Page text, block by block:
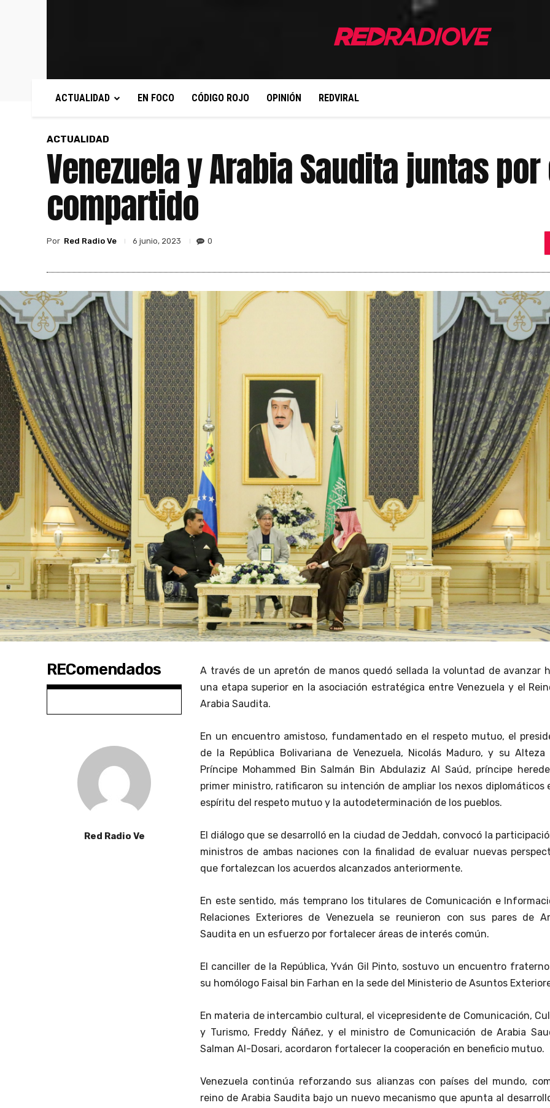
ACTUALIDAD EN FOCO CÓDIGO ROJO OPINIÓN REDVIRAL
ACTUALIDAD
Venezuela y Arabia Saudita juntas
compartido
Por Red Radio Ve 6 junio, 2023 0
REComendados
Red Radio Ve
A través de un apretón de manos quedó sellada la voluntad de avanzar
una etapa superior en la asociación estratégica entre Venezuela y el
Arabia Saudita.
En un encuentro amistoso, fundamentado en el respeto mutuo, el
de la República Bolivariana de Venezuela, Nicolás Maduro, y su Alteza
Príncipe Mohammed Bin Salmán Bin Abdulaziz Al Saúd, príncipe
primer ministro, ratificaron su intención de ampliar los nexos diplomáticos
espíritu del respeto mutuo y la autodeterminación de los pueblos.
El diálogo que se desarrolló en la ciudad de Jeddah, convocó la
ministros de ambas naciones con la finalidad de evaluar nuevas
que fortalezcan los acuerdos alcanzados anteriormente.
En este sentido, más temprano los titulares de Comunicación e
Relaciones Exteriores de Venezuela se reunieron con sus pares de
Saudita en un esfuerzo por fortalecer áreas de interés común.
El canciller de la República, Yván Gil Pinto, sostuvo un encuentro
su homólogo Faisal bin Farhan en la sede del Ministerio de Asuntos
En materia de intercambio cultural, el vicepresidente de Comunicación,
y Turismo, Freddy Ñáñez, y el ministro de Comunicación de Arabia
Salman Al-Dosari, acordaron fortalecer la cooperación en beneficio mutuo.
Venezuela continúa reforzando sus alianzas con países del mundo,
reino de Arabia Saudita bajo un nuevo mecanismo que apunta al